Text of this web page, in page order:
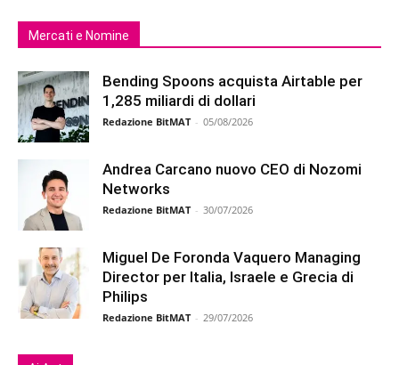
Mercati e Nomine
Bending Spoons acquista Airtable per
1,285 miliardi di dollari
Redazione BitMAT - 05/08/2026
Andrea Carcano nuovo CEO di Nozomi
Networks
Redazione BitMAT - 30/07/2026
Miguel De Foronda Vaquero Managing
Director per Italia, Israele e Grecia di
Philips
Redazione BitMAT - 29/07/2026